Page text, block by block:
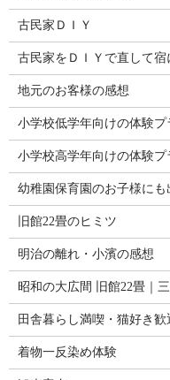
古民家ＤＩＹ
古民家をＤＩＹで直して宿
地元のお客様の感想
小学校低学年向けの体験プ
小学校高学年向けの体験プ
幼稚園保育園のお子様に
旧館22畳のヒミツ
明治の離れ・小濱の感想
昭和の大広間 旧館22畳｜
田舎暮らし満喫・猫好き
着物一反染め体験